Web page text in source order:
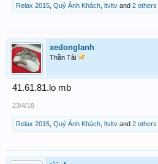
Relax 2015 Quỷ Ảnh Khách ltvltv and 2 others
xedonglanh
Thần Tài
41.61.81.lo mb
23/4/18
Relax 2015 Quỷ Ảnh Khách ltvltv and 2 others